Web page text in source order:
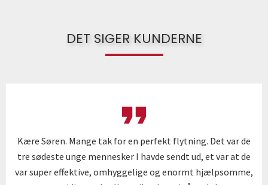
DET SIGER KUNDERNE
Kære Søren. Mange tak for en perfekt flytning. Det var de
tre sødeste unge mennesker I havde sendt ud, et var at de
var super effektive, omhyggelige og enormt hjælpsomme,